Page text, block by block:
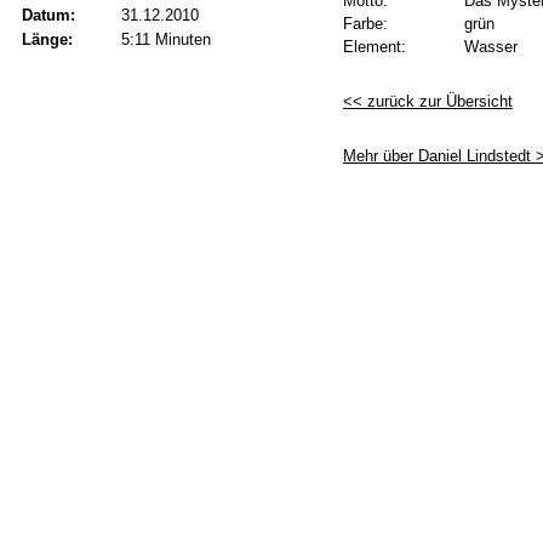
Datum:
31.12.2010
Länge:
5:11 Minuten
Farbe:
grün
Element:
Wasser
<< zurück zur Übersicht
Mehr über Daniel Lindstedt